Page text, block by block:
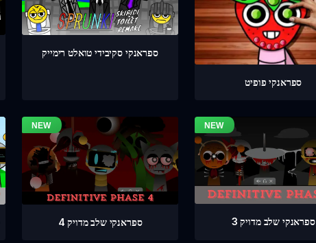
ספראנקי סקיבידי טואלט רימייק
ספראנקי פופיט
ספראנקי שלב מדויק 4 ספראנקי שלב מדויק 3